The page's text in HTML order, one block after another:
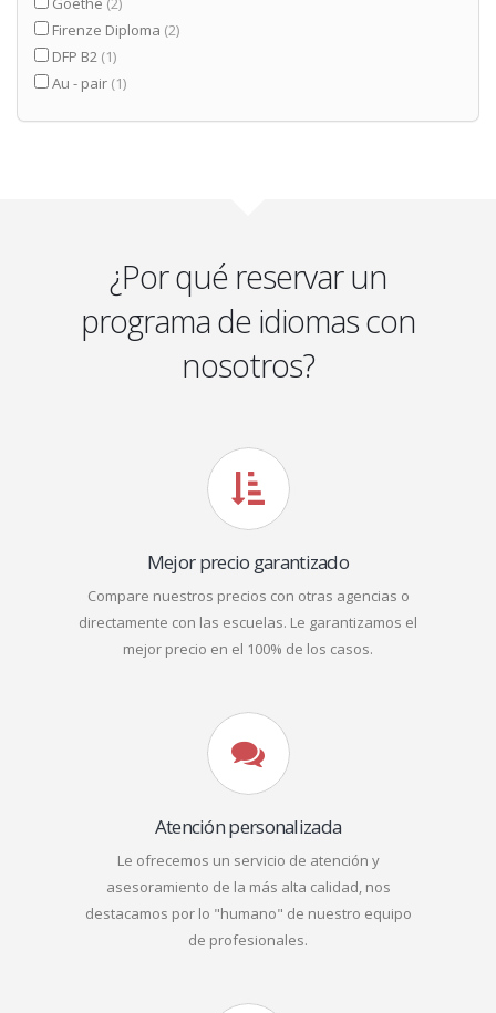
Firenze Diploma (2)
DFP B2 (1)
Au - pair (1)
¿Por qué reservar un
programa de idiomas con
nosotros?
Mejor precio garantizado
Compare nuestros precios con otras agencias o
directamente con las escuelas. Le garantizamos el
mejor precio en el 100% de los casos.
Atención personalizada
Le ofrecemos un servicio de atención y
asesoramiento de la más alta calidad, nos
destacamos por lo "humano" de nuestro equipo
de profesionales.